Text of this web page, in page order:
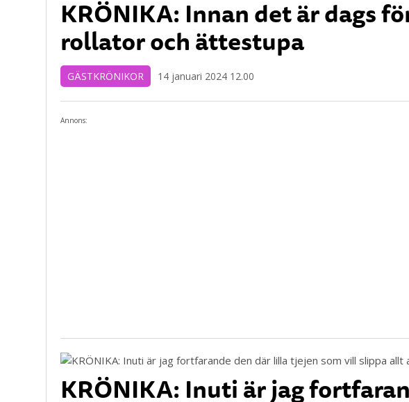
KRÖNIKA: Innan det är dags
rollator och ättestupa
GÄSTKRÖNIKOR 14 januari 2024 12.00
Annons:
KRÖNIKA: Inuti är jag